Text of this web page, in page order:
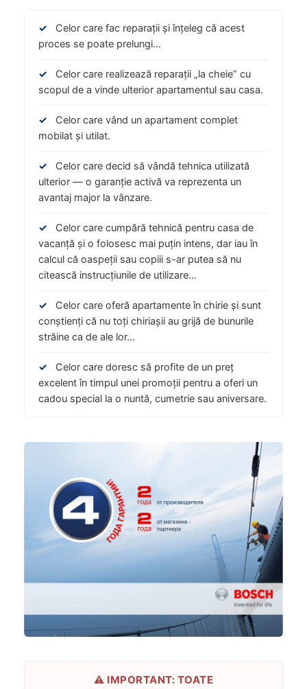
✓
Celor care fac reparații și înțeleg că acest
proces se poate prelungi...
✓
Celor care realizează reparații „la cheie” cu
scopul de a vinde ulterior apartamentul sau casa.
✓
Celor care vând un apartament complet
mobilat și utilat.
✓
Celor care decid să vândă tehnica utilizată
ulterior — o garanție activă va reprezenta un
avantaj major la vânzare.
✓
Celor care cumpără tehnică pentru casa de
vacanță și o folosesc mai puțin intens, dar iau în
calcul că oaspeții sau copiii s-ar putea să nu
citească instrucțiunile de utilizare...
✓
Celor care oferă apartamente în chirie și sunt
conștienți că nu toți chiriașii au grijă de bunurile
străine ca de ale lor...
✓
Celor care doresc să profite de un preț
excelent în timpul unei promoții pentru a oferi un
cadou special la o nuntă, cumetrie sau aniversare.
⚠️ IMPORTANT: TOATE